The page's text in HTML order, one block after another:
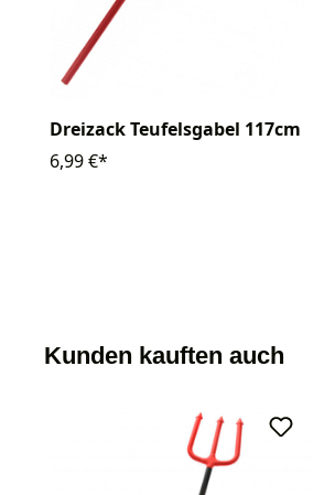
Dreizack Teufelsgabel 117cm
6,99 €*
Kunden kauften auch